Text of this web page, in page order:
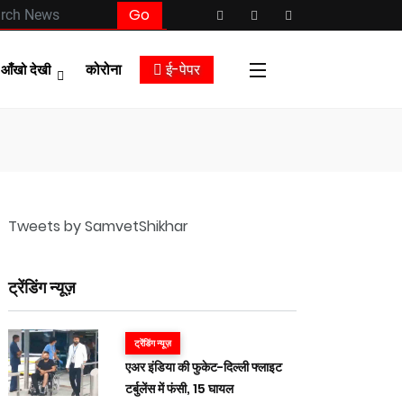
आँखो देखी कोरोना ई-पेपर
Tweets by SamvetShikhar
ट्रेंडिंग न्यूज़
ट्रेंडिंग न्यूज़
एअर इंडिया की फुकेट-दिल्ली फ्लाइट
टर्बुलेंस में फंसी, 15 घायल